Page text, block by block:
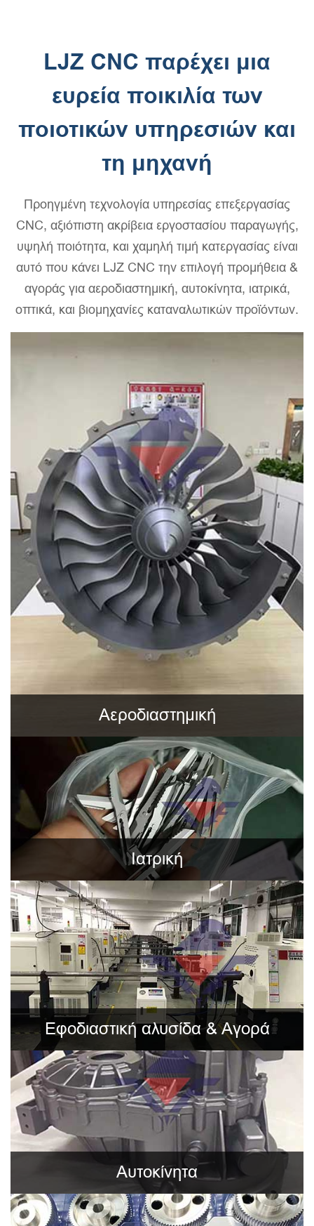
LJZ CNC παρέχει μια
ευρεία ποικιλία των
ποιοτικών υπηρεσιών και
τη μηχανή
Προηγμένη τεχνολογία υπηρεσίας επεξεργασίας
CNC, αξιόπιστη ακρίβεια εργοστασίου παραγωγής,
υψηλή ποιότητα, και χαμηλή τιμή κατεργασίας είναι
αυτό που κάνει LJZ CNC την επιλογή προμήθεια &
αγοράς για αεροδιαστημική, αυτοκίνητα, ιατρικά,
οπτικά, και βιομηχανίες καταναλωτικών προϊόντων.
Αεροδιαστημική
Ιατρική
Εφοδιαστική αλυσίδα & Αγορά
Αυτοκίνητα